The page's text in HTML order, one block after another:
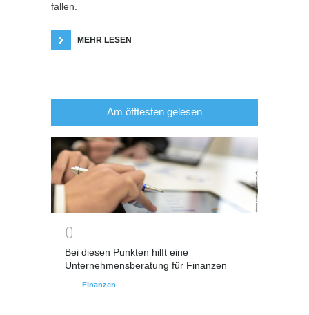
fallen.
MEHR LESEN
Am öfftesten gelesen
0
Bei diesen Punkten hilft eine
Unternehmensberatung für Finanzen
Finanzen